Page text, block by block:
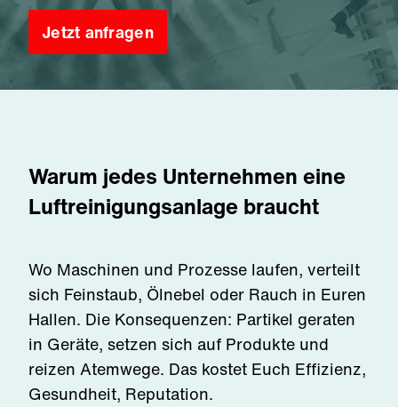
Jetzt anfragen
Warum jedes Unternehmen eine
Luftreinigungsanlage braucht
Wo Maschinen und Prozesse laufen, verteilt
sich Feinstaub, Ölnebel oder Rauch in Euren
Hallen. Die Konsequenzen: Partikel geraten
in Geräte, setzen sich auf Produkte und
reizen Atemwege. Das kostet Euch Effizienz,
Gesundheit, Reputation.